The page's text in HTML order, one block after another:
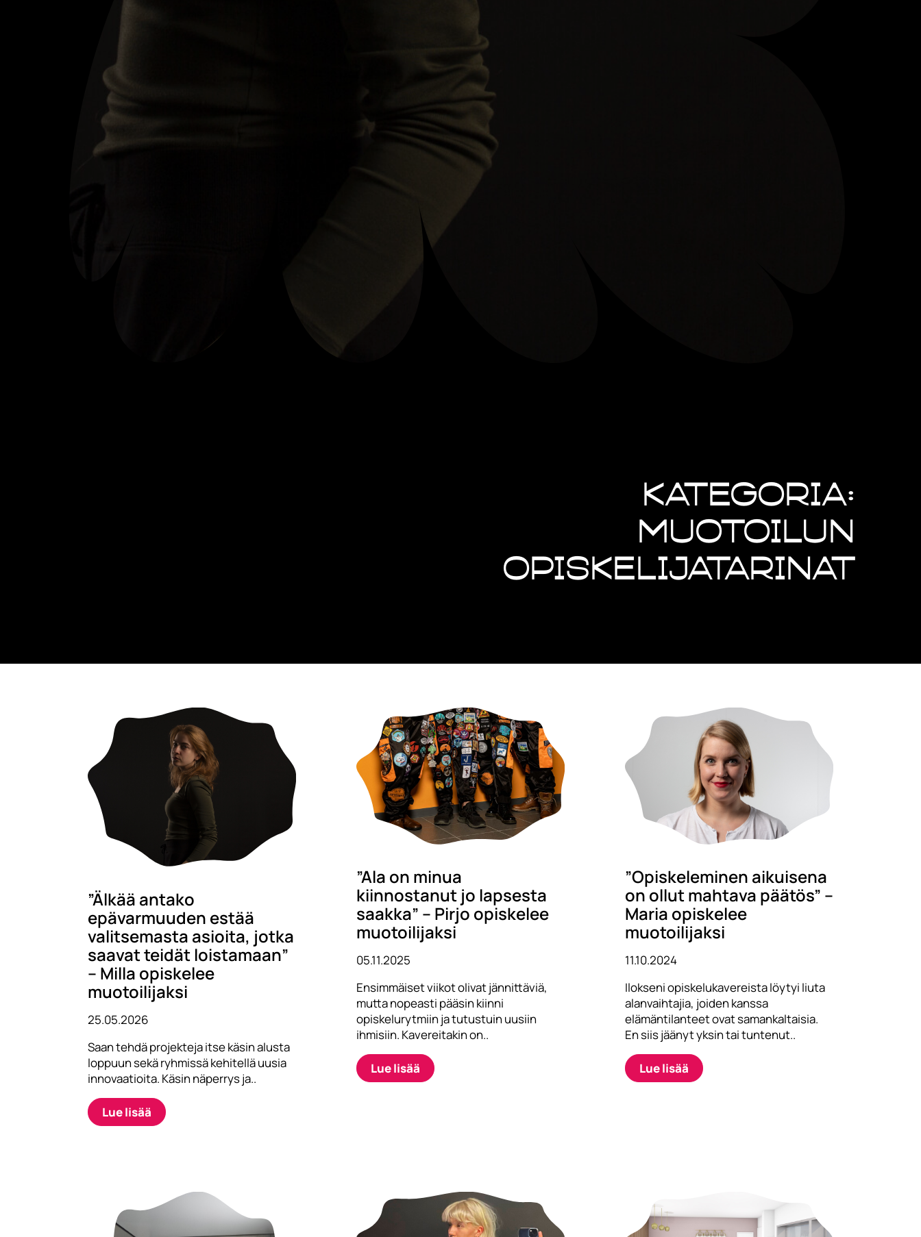
Kategoria:
Muotoilun
opiskelijatarinat
”Älkää antako
epävarmuuden estää
valitsemasta asioita, jotka
saavat teidät loistamaan”
– Milla opiskelee
muotoilijaksi
25.05.2026
Saan tehdä projekteja itse käsin alusta
loppuun sekä ryhmissä kehitellä uusia
innovaatioita. Käsin näperrys ja..
Lue lisää
”Ala on minua
kiinnostanut jo lapsesta
saakka” – Pirjo opiskelee
muotoilijaksi
05.11.2025
Ensimmäiset viikot olivat jännittäviä,
mutta nopeasti pääsin kiinni
opiskelurytmiin ja tutustuin uusiin
ihmisiin. Kavereitakin on..
Lue lisää
”Opiskeleminen aikuisena
on ollut mahtava päätös” –
Maria opiskelee
muotoilijaksi
11.10.2024
Ilokseni opiskelukavereista löytyi liuta
alanvaihtajia, joiden kanssa
elämäntilanteet ovat samankaltaisia.
En siis jäänyt yksin tai tuntenut..
Lue lisää